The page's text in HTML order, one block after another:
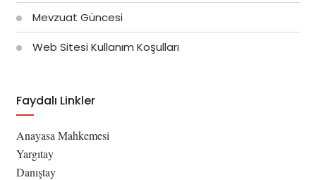
Mevzuat Güncesi
Web Sitesi Kullanım Koşulları
Faydalı Linkler
Anayasa Mahkemesi
Yargıtay
Danıştay